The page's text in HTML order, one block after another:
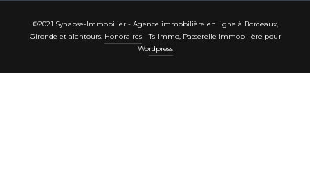
©2021 Synapse-Immobilier - Agence immobilière en ligne à Bordeaux,
Gironde et alentours. Honoraires-Ts-Immo, Passerelle Immobilière pour
Wordpress